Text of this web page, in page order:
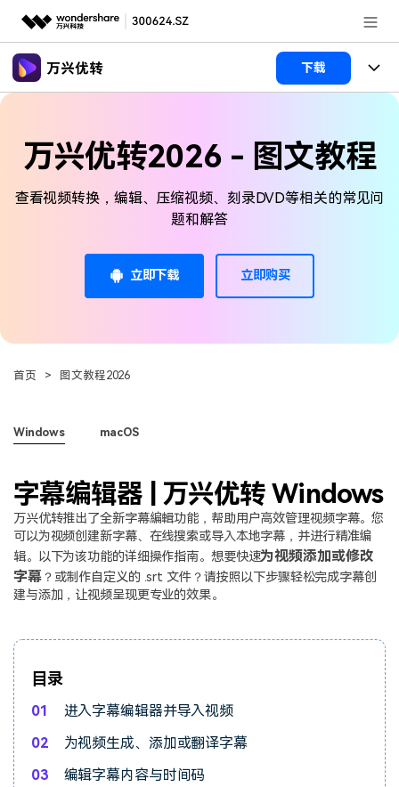
推荐产品
新闻中心
关于万兴
下载
功能
视频裁剪
视频合并
视频转换
视频压缩
视频分割
视频转GIF
追踪裁剪
智能抠像
多功能工具箱
文章资讯
视频编辑
DVD刻录
万兴优转2026 - 图文教程
查看视频转换，编辑、压缩视频、刻录DVD等相关的常见问
题和解答
立即下载 立即购买
首页 > 图文教程2026
Windows macOS
字幕编辑器 | 万兴优转 Windows
万兴优转推出了全新字幕編輯功能，帮助用户高效管理视频字幕。您
可以为视频创建新字幕、在线搜索或导入本地字幕，并进行精准编
辑。以下为该功能的详细操作指南。想要快速为视频添加或修改
字幕？或制作自定义的 .srt 文件？请按照以下步骤轻松完成字幕创
建与添加，让视频呈现更专业的效果。
目录
01
进入字幕编辑器并导入视频
02
为视频生成、添加或翻译字幕
03
编辑字幕内容与时间码